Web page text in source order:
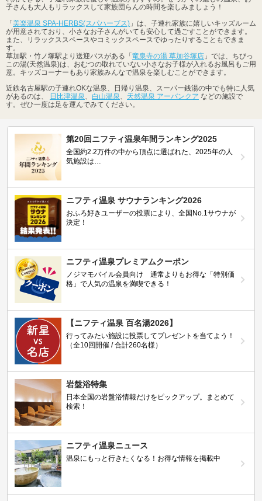
子さんも大人もリラックスして家族団らんの時間を楽しみましょう！
「 美楽温泉 SPA-HERBS(スパハーブス) 」は、子連れ家族に嬉しいキッズルーム
が用意されており、小さなお子さんがいても安心して過ごすことができます。
また、リラックススペースやコミックスペースでゆったりすることもできま
す。
草加駅・竹ノ塚駅より送迎バスがある「 竜泉寺の湯 草加谷塚店 」では、ちびっ
この湯(天然温泉)は、おむつの取れていない小さなお子様が入れるお風呂もご用
意。キッズコーナーもあり家族みんなで温泉を楽しむことができます。
近鉄名古屋駅の子連れOKな温泉、日帰り温泉、スーパー銭湯の中でも特に人気
があるのは、
日比津温泉、 白山温泉、 天然温泉 アーバンクア などの施設で
す。ぜひ一度は足を運んでみてください。
第20回ニフティ温泉年間ランキング2025
全国約2.2万件の中から頂点に選ばれた、2025年の人
気施設は…
ニフティ温泉 サウナランキング2026
おふろ好きユーザーの投票により、全国No.1サウナが
決定！
ニフティ温泉プレミアムクーポン
ノジマモバイル会員向け 通常よりもお得な「特別価
格」で人気の温泉を満喫できる！
【ニフティ温泉 百名湯2026】
行ってみたい施設に投票してプレゼントを当てよう！
（全10回開催 / 合計260名様）
岩盤浴特集
日本全国の岩盤浴情報だけをピックアップ。まとめて
検索！
ニフティ温泉ニュース
温泉にもっと行きたくなる！お得な情報を掲載中